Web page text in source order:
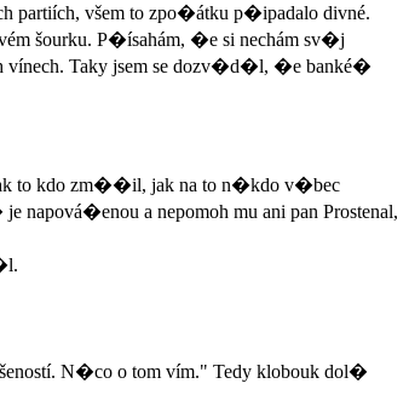
všem to zpo�átku p�ipadalo divné.
šourku. P�ísahám, �e si nechám sv�j
vínech. Taky jsem se dozv�d�l, �e banké�
to kdo zm��il, jak na to n�kdo v�bec
a nepomoh mu ani pan Prostenal,
N�co o tom vím." Tedy klobouk dol�